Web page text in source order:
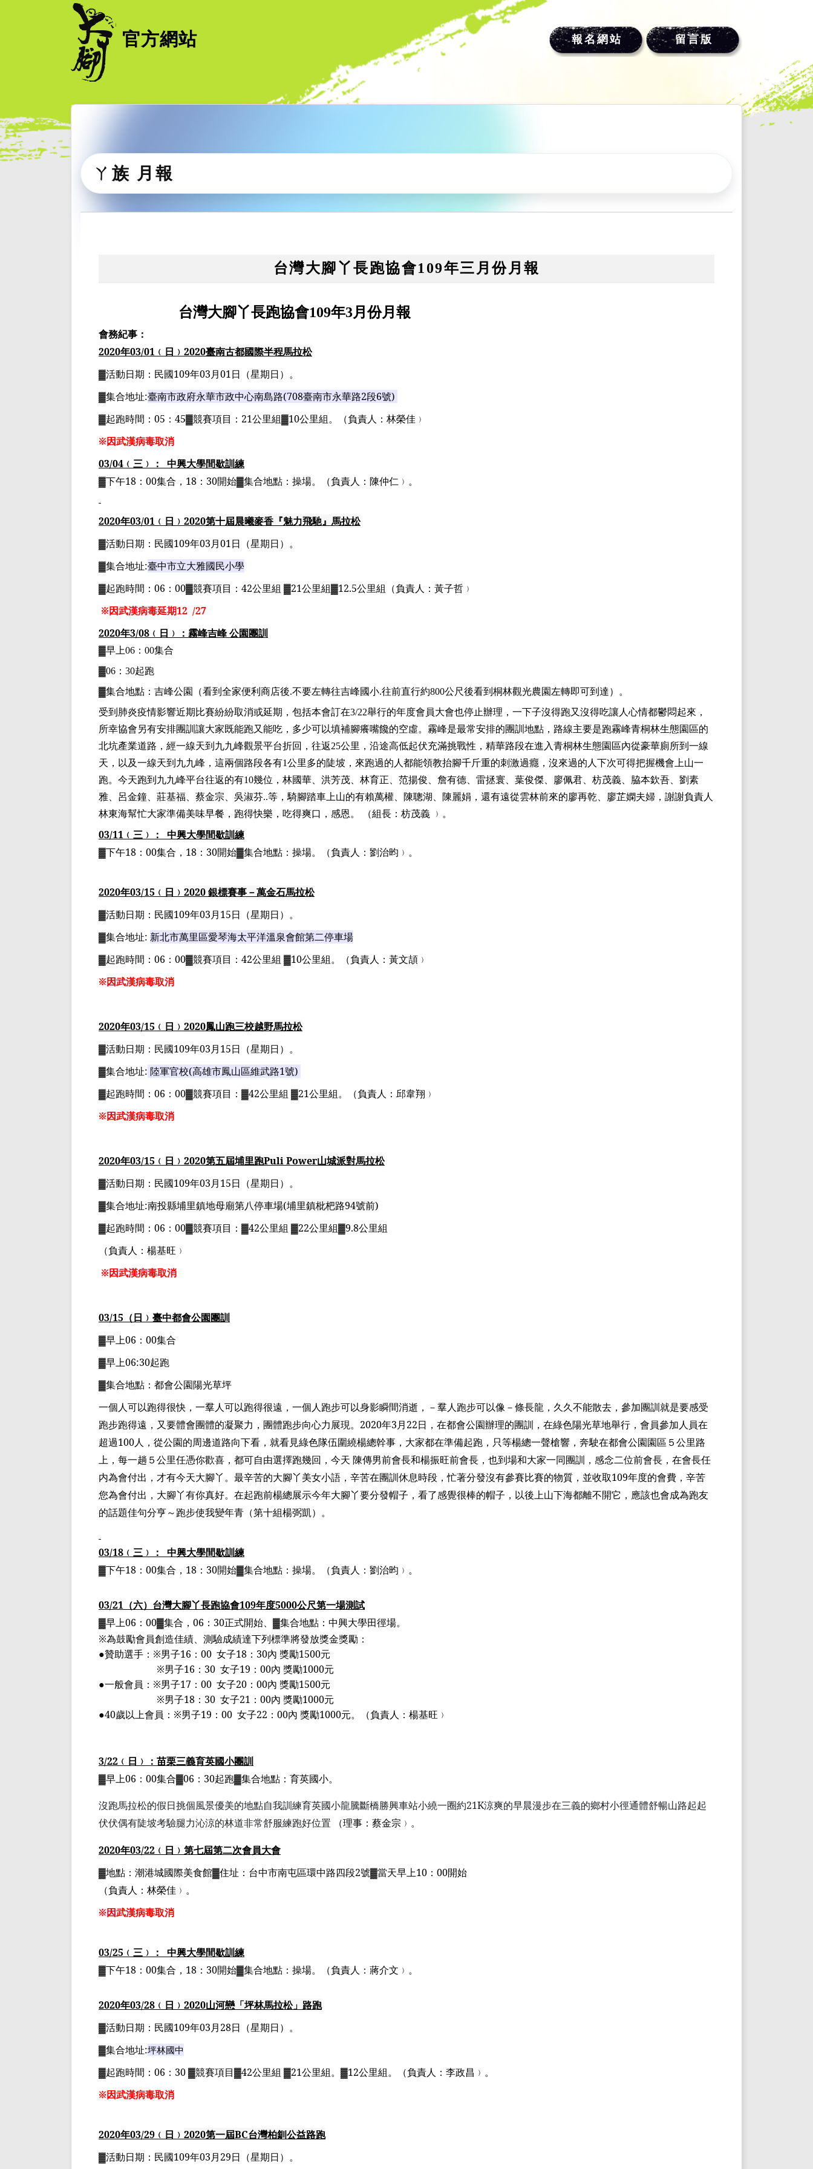
官方網站 報名網站 留言版
ㄚ族 月報
台灣大腳丫長跑協會109年三月份月報
台灣大腳丫長跑協會109年3月份月報
會務紀事：
2020年03/01 ﹙日﹚ 2020臺南古都國際半程馬拉松
▓活動日期： 民國109年03月01日 （星期日）。
▓集合地址:臺南市政府永華市政中心南島路(708臺南市永華路2段6號)
▓起跑時間： 05 ： 45▓競賽項目： 21公里組▓10公里組。
（負責人：林榮佳﹚
※因武漢病毒取消
03/04 ﹙三﹚：
中興大學間歇訓練
▓下午18 ： 00集合， 18 ： 30開始▓集合地點：操場。（負責人：陳仲仁﹚。
2020年03/01 ﹙日﹚ 2020第十屆晨曦麥香『魅力飛馳』馬拉松
▓活動日期： 民國109年03月01日 （星期日）。
▓集合地址:臺中市立大雅國民小學
▓起跑時間： 06 ： 00▓競賽項目： 42公里組 ▓21公里組▓12.5公里組 （負責人：黃子哲﹚
※因武漢病毒延期12 /27
2020年3/08 ﹙日﹚：霧峰吉峰 公園團訓
▓早上06 ： 00集合
▓06 ： 30起跑
▓集合地點：吉峰公園（看到全家便利商店後.不要左轉往吉峰國小.往前直行約800公尺後看到桐林觀光農園左轉即可到達）。
受到肺炎疫情影響近期比賽紛紛取消或延期，包括本會訂在3/22舉行的年度會員大會也停止辦理，一下子沒得跑又沒得吃讓人心情都鬱悶起來，
所幸協會另有安排團訓讓大家既能跑又能吃，多少可以填補腳癢嘴饞的空虛。霧峰是最常安排的團訓地點，路線主要是跑霧峰青桐林生態園區的
北坑產業道路，經一線天到九九峰觀景平台折回，往返25公里，沿途高低起伏充滿挑戰性，精華路段在進入青桐林生態園區內從豪華廁所到一線
天，以及一線天到九九峰，這兩個路段各有1公里多的陡坡，來跑過的人都能領教抬腳千斤重的刺激過癮，沒來過的人下次可得把握機會上山一
跑。今天跑到九九峰平台往返的有10幾位，林國華、洪芳茂、林育正、范揚俊、詹有德、雷拯寰、葉俊傑、廖佩君、枋茂義、脇本欽吾、劉素
雅、呂金鐘、莊基福、蔡金宗、吳淑芬..等，騎腳踏車上山的有賴萬權、陳聰湖、陳麗娟，還有遠從雲林前來的廖再乾、廖芷嫻夫婦，謝謝負責人
林東海幫忙大家準備美味早餐，跑得快樂，吃得爽口，感恩。
（組長：枋茂義 ﹚。
03/11 ﹙三﹚：
中興大學間歇訓練
▓下午18 ： 00集合， 18 ： 30開始▓集合地點：操場。（負責人：劉治昀﹚。
2020年03/15 ﹙日﹚ 2020銀標賽事－萬金石馬拉松
▓活動日期： 民國109年03月15日 （星期日）。
▓集合地址: 新北市萬里區愛琴海太平洋溫泉會館第二停車場
▓起跑時間： 06 ： 00▓競賽項目： 42公里組 ▓10公里組。
（負責人：黃文頡﹚
※因武漢病毒取消
2020年03/15 ﹙日﹚ 2020鳳山跑三校越野馬拉松
▓活動日期： 民國109年03月15日 （星期日）。
▓集合地址: 陸軍官校(高雄市鳳山區維武路1號)
▓起跑時間： 06 ： 00▓競賽項目： ▓42公里組 ▓21公里組。
（負責人：邱韋翔﹚
※因武漢病毒取消
2020年03/15 ﹙日﹚ 2020第五屆埔里跑Puli Power山城派對馬拉松
▓活動日期： 民國109年03月15日 （星期日）。
▓集合地址:南投縣埔里鎮地母廟第八停車場(埔里鎮枇杷路94號前)
▓起跑時間： 06 ： 00▓競賽項目： ▓42公里組 ▓22公里組▓9.8公里組
（負責人：楊基旺﹚
※因武漢病毒取消
03/15 （日﹚臺中都會公園團訓
▓早上06 ： 00集合
▓早上06:30起跑
▓集合地點：都會公園陽光草坪
一個人可以跑得很快，一羣人可以跑得很遠，一個人跑步可以身影瞬間消逝，－羣人跑步可以像－條長龍，久久不能散去，參加團訓就是要感受
跑步跑得遠，又要體會團體的凝聚力，團體跑步向心力展現。 2020年3月22日，在都會公園辦理的團訓，在綠色陽光草地舉行，會員參加人員在
超過100人，從公園的周邊道路向下看，就看見綠色隊伍圍繞楊總幹事，大家都在準備起跑，只等楊總一聲槍響，奔駛在都會公園園區５公里路
上，每一趟５公里任憑你歡喜，都可自由選擇跑幾回，今天 陳傳男前會長和楊振旺前會長，也到場和大家一同團訓，感念二位前會長，在會長任
内為會付出，才有今天大腳丫。最辛苦的大腳丫美女小語，辛苦在團訓休息時段，忙著分發沒有參賽比賽的物質，並收取109年度的會費，辛苦
您為會付出，大腳丫有你真好。在起跑前楊總展示今年大腳丫要分發帽子，看了感覺很棒的帽子，以後上山下海都離不開它，應該也會成為跑友
的話題佳句分亨～跑步使我變年青（第十組楊弼凱） 。
03/18 ﹙三﹚：
中興大學間歇訓練
▓下午18 ： 00集合， 18 ： 30開始▓集合地點：操場。（負責人：劉治昀﹚。
03/21 （六）台灣大腳丫長跑協會109年度5000公尺第一場測試
▓早上06 ： 00▓集合， 06 ： 30正式開始、▓集合地點：中興大學田徑場。
※為鼓勵會員創造佳績、測驗成績達下列標準將發放獎金獎勵：
●贊助選手：※男子16 ： 00 女子18 ： 30內 獎勵1500元
※男子16 ： 30 女子19 ： 00內 獎勵1000元
●一般會員： ※男子17 ： 00 女子20 ： 00內 獎勵1500元
※男子18 ： 30 女子21 ： 00內 獎勵1000元
●40歲以上會員：※男子19 ： 00 女子22 ： 00內 獎勵1000元。 （負責人：楊基旺﹚
3/22 ﹙日﹚：苗栗三義育英國小團訓
▓早上06 ： 00集合▓06 ： 30起跑▓集合地點：育英國小。
沒跑馬拉松的假日挑個風景優美的地點自我訓練育英國小龍騰斷橋勝興車站小繞一圈約21K涼爽的早晨漫步在三義的鄉村小徑通體舒暢山路起起
伏伏偶有陡坡考驗腿力沁涼的林道非常舒服練跑好位置
（理事：蔡金宗﹚。
2020年03/22 ﹙日﹚第七屆第二次會員大會
▓地點：潮港城國際美食館▓住址： 台中市南屯區環中路四段2號▓當天早上10 ： 00開始
（負責人：林榮佳﹚。
※因武漢病毒取消
03/25 ﹙三﹚：
中興大學間歇訓練
▓下午18 ： 00集合， 18 ： 30開始▓集合地點：操場。（負責人：蔣介文﹚。
2020年03/28 ﹙日﹚ 2020山河戀「坪林馬拉松」路跑
▓活動日期： 民國109年03月28日 （星期日）。
▓集合地址:坪林國中
▓起跑時間： 06 ： 30 ▓競賽項目▓42公里組 ▓21公里組。 ▓12公里組。
（負責人：李政昌﹚。
※因武漢病毒取消
2020年03/29 ﹙日﹚ 2020第一屆BC台灣柏釧公益路跑
▓活動日期： 民國109年03月29日 （星期日）。